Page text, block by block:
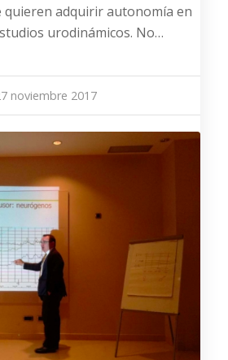
quieren adquirir autonomía en
urodinámicos. No…
noviembre 2017